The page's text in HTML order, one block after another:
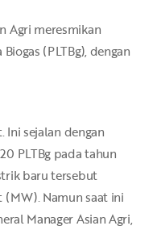
Agri meresmikan
(PLTBg), dengan
sejalan dengan
PLTBg pada tahun
baru tersebut
(MW). Namun saat ini
Manager Asian Agri,